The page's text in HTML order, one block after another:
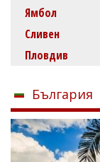
Ямбол
Сливен
Пловдив
България